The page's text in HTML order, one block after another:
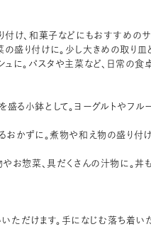
け、和菓子などにもおすすめのサ
盛り付けに。少し大きめの取り皿
ュに。パスタや主菜など、日常の食
る小鉢として。ヨーグルトやフル
かずに。煮物や和え物の盛り付
やお惣菜、具だくさんの汁物に。
ただけます。手になじむ落ち着い